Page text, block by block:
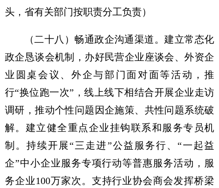
头，省有关部门按职责分工负责）
（二十八）畅通政企沟通渠道。建立常态化
政企恳谈会机制，办好民营企业座谈会、外资企
业圆桌会议、外企与部门面对面等活动，推
行“换位跑一次”，线上线下相结合开展企业走访
调研，推动个性问题因企施策、共性问题系统破
解。建立健全重点企业挂钩联系和服务专员机
制。持续开展“三走进”公益服务行、“一起益
企”中小企业服务专项行动等普惠服务活动，服
务企业100万家次。支持行业协会商会发挥桥梁